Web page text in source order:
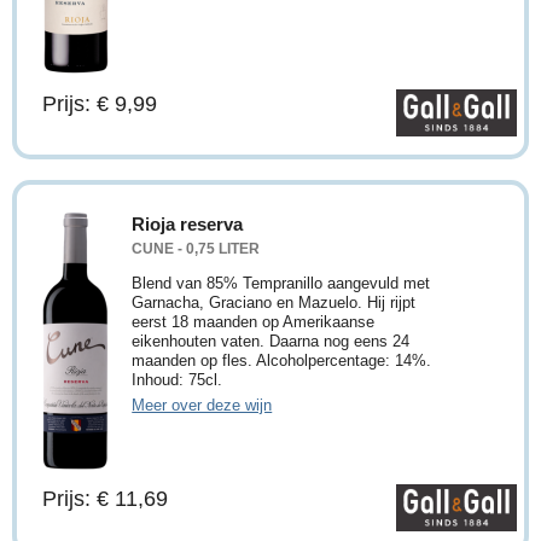
Prijs: € 9,99
Rioja reserva
CUNE - 0,75 LITER
Blend van 85% Tempranillo aangevuld met
Garnacha, Graciano en Mazuelo. Hij rijpt
eerst 18 maanden op Amerikaanse
eikenhouten vaten. Daarna nog eens 24
maanden op fles. Alcoholpercentage: 14%.
Inhoud: 75cl.
Meer over deze wijn
Prijs: € 11,69